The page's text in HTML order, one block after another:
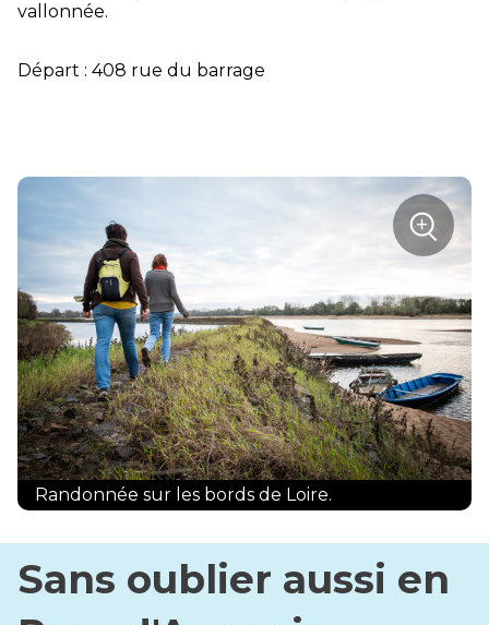
vallonnée.
Départ : 408 rue du barrage
+
sur
la
photo
2
en
Pays
Randonnée sur les bords de Loire.
Sans oublier aussi en